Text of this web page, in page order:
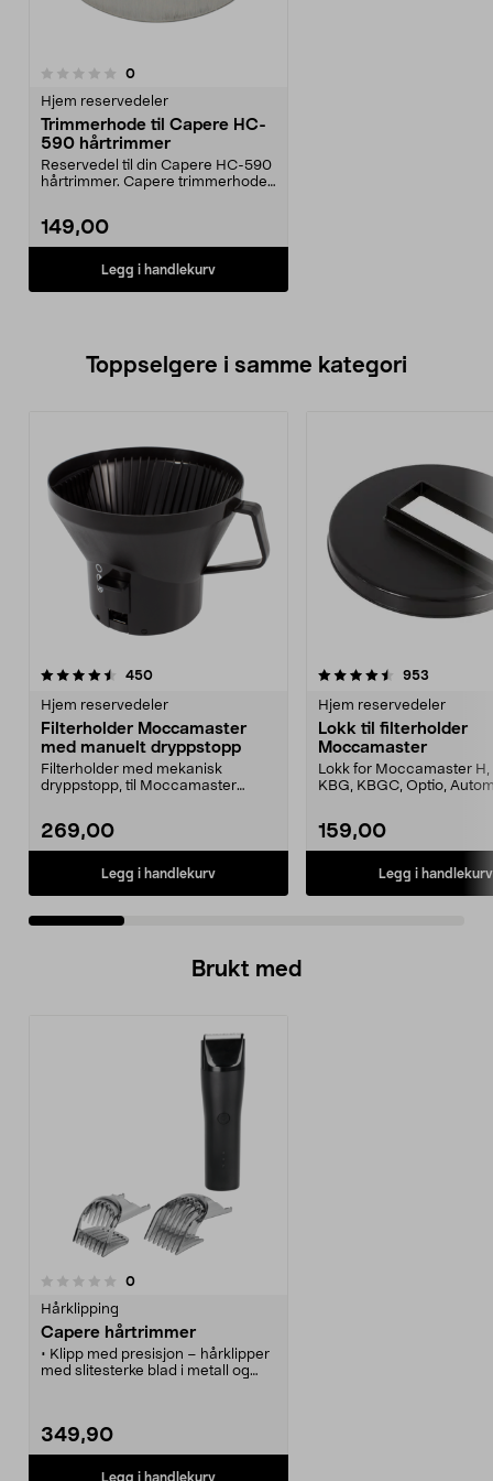
0anmeldelser
Hjem reservedeler
Trimmerhode til Capere HC-
590 hårtrimmer
Reservedel til din Capere HC-590
hårtrimmer. Capere trimmerhode
149,00
Legg i handlekurv
Toppselgere i samme kategori
450anmeldelser
Hjem reservedeler
Filterholder Moccamaster
med manuelt dryppstopp
Filterholder med mekanisk
dryppstopp, til Moccamaster
269,00
Legg i handlekurv
4.5 av 5 stjerner 953
Hjem reservedeler
Lokk til filterholder
Moccamaster
Lokk for Moccamaster H,
KBG, KBGC, Optio,
159,00
Legg i handlekurv
4.5 av 5 stjerner
Brukt med
0anmeldelser
Hårklipping
Capere hårtrimmer
• Klipp med presisjon – hårklipper
med slitesterke blad i metall og
pris.
• Hårtrimmerns LED-indikator
viser ladning, oljepåminnelse og
349,90
Legg i handlekurv